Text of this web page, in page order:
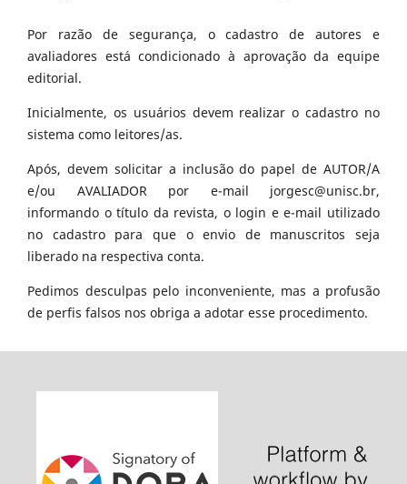
Por razão de segurança, o cadastro de autores e
avaliadores está condicionado à aprovação da equipe
editorial.
Inicialmente, os usuários devem realizar o cadastro no
sistema como leitores/as.
Após, devem solicitar a inclusão do papel de AUTOR/A
e/ou AVALIADOR por e-mail jorgesc@unisc.br,
informando o título da revista, o login e e-mail utilizado
no cadastro para que o envio de manuscritos seja
liberado na respectiva conta.
Pedimos desculpas pelo inconveniente, mas a profusão
de perfis falsos nos obriga a adotar esse procedimento.